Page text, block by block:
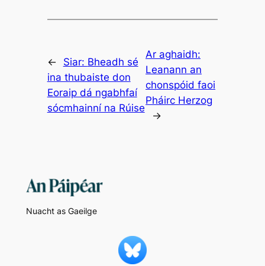
← Siar: Bheadh sé
ina thubaiste don
Eoraip dá ngabhfaí
sócmhainní na Rúise
Ar aghaidh:
Leanann an
chonspóid faoi
Pháirc Herzog
→
Nuacht as Gaeilge